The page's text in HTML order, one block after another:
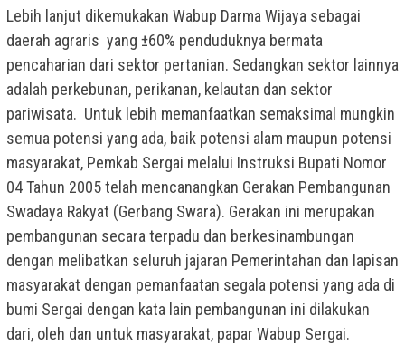
Lebih lanjut dikemukakan Wabup Darma Wijaya sebagai
daerah agraris yang ±60% penduduknya bermata
pencaharian dari sektor pertanian. Sedangkan sektor lainnya
adalah perkebunan, perikanan, kelautan dan sektor
pariwisata. Untuk lebih memanfaatkan semaksimal mungkin
semua potensi yang ada, baik potensi alam maupun potensi
masyarakat, Pemkab Sergai melalui Instruksi Bupati Nomor
04 Tahun 2005 telah mencanangkan Gerakan Pembangunan
Swadaya Rakyat (Gerbang Swara). Gerakan ini merupakan
pembangunan secara terpadu dan berkesinambungan
dengan melibatkan seluruh jajaran Pemerintahan dan lapisan
masyarakat dengan pemanfaatan segala potensi yang ada di
bumi Sergai dengan kata lain pembangunan ini dilakukan
dari, oleh dan untuk masyarakat, papar Wabup Sergai.